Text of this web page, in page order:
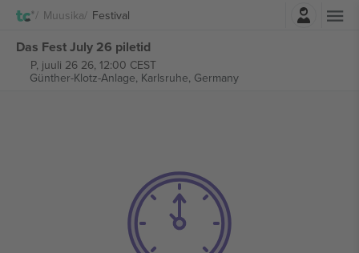
Muusika Festival
Das Fest July 26 piletid
P, juuli 26 26, 12:00 CEST
Günther-Klotz-Anlage, Karlsruhe, Germany